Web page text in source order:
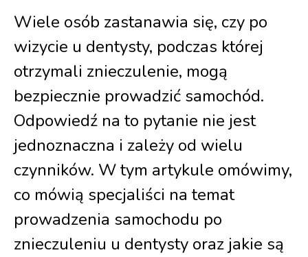
Wiele osób zastanawia się, czy po
wizycie u dentysty, podczas której
otrzymali znieczulenie, mogą
bezpiecznie prowadzić samochód.
Odpowiedź na to pytanie nie jest
jednoznaczna i zależy od wielu
czynników. W tym artykule omówimy,
co mówią specjaliści na temat
prowadzenia samochodu po
znieczuleniu u dentysty oraz jakie są